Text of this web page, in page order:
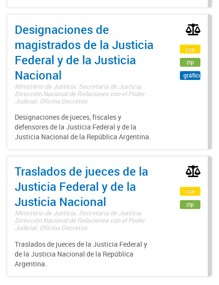
Designaciones de
magistrados de la Justicia
Federal y de la Justicia
Nacional
Ministerio de Justicia. Secretaría de Justicia.
Dirección Nacional de Relaciones con el Poder
Judicial. Oficina Decretos
Designaciones de jueces, fiscales y
defensores de la Justicia Federal y de la
Justicia Nacional de la República Argentina.
csv
zip
gráfico
Traslados de jueces de la
Justicia Federal y de la
Justicia Nacional
Ministerio de Justicia. Secretaría de Justicia.
Dirección Nacional de Relaciones con el Poder
Judicial. Oficina Decretos
Traslados de jueces de la Justicia Federal y
de la Justicia Nacional de la República
Argentina.
csv
zip